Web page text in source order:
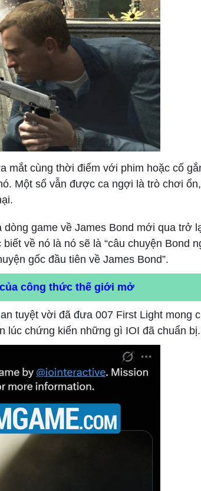
mắt cùng thời điểm với phim hoặc cố
Một số vẫn được ca ngợi là trò chơi
game về James Bond mới qua trở
về nó là nó sẽ là “câu chuyện Bond
gốc đầu tiên về James Bond”.
công thức thế giới mở
tuyệt vời đã đưa 007 First Light mong
lúc chứng kiến ​​những gì IOI đã chuẩn bị.